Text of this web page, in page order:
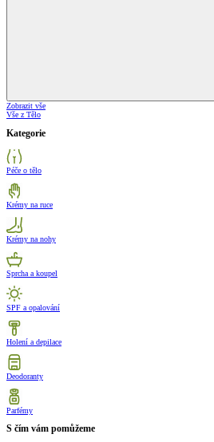
Zobrazit vše
Vše z Tělo
Kategorie
Péče o tělo
Krémy na ruce
Krémy na nohy
Sprcha a koupel
SPF a opalování
Holení a depilace
Deodoranty
Parfémy
S čím vám pomůžeme